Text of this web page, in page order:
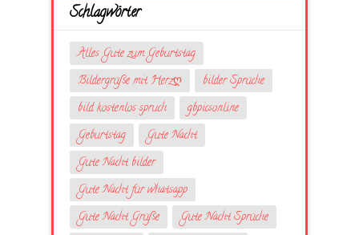
Schlagwörter
Alles Gute zum Geburtstag
Bildergrüße mit Herzღ
bilder Sprüche
bild kostenlos spruch
gbpicsonline
Geburtstag
Gute Nacht
Gute Nacht bilder
Gute Nacht für whatsapp
Gute Nacht Grüße
Gute Nacht Sprüche